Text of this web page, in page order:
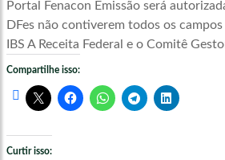
Portal Fenacon Emissão será
DFes não contiverem todos os
IBS A Receita Federal e o Comitê
Compartilhe isso:
Curtir isso: